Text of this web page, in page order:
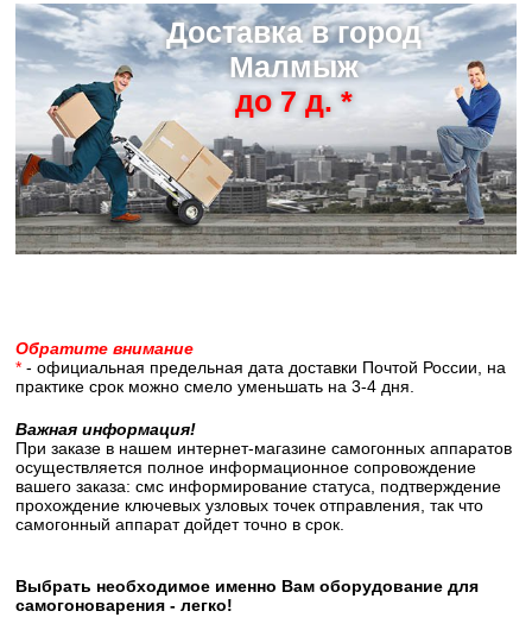
Доставка в город
Малмыж
до 7 д. *
Обратите внимание
* - официальная предельная дата доставки Почтой России, на
практике срок можно смело уменьшать на 3-4 дня.
Важная информация!
При заказе в нашем интернет-магазине самогонных аппаратов
осуществляется полное информационное сопровождение
вашего заказа: смс информирование статуса, подтверждение
прохождение ключевых узловых точек отправления, так что
самогонный аппарат дойдет точно в срок.
Выбрать необходимое именно Вам оборудование для
самогоноварения - легко!